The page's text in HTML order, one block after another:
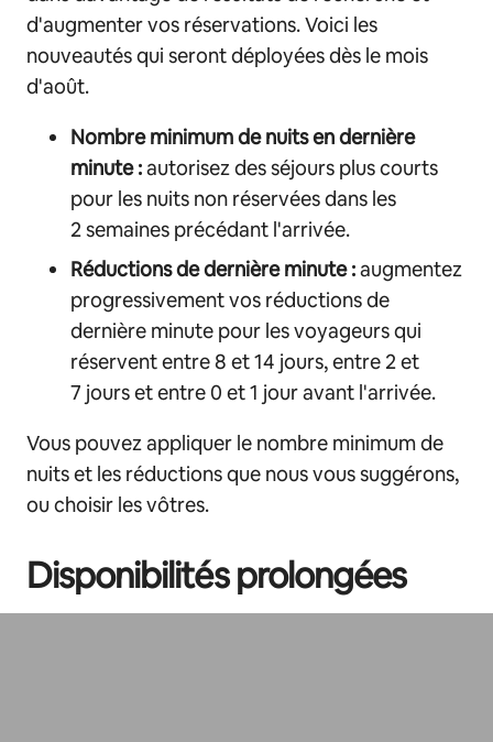
d'augmenter vos réservations. Voici les
nouveautés qui seront déployées dès le mois
d'août.
Nombre minimum de nuits en dernière
minute :autorisez des séjours plus courts
pour les nuits non réservées dans les
2 semaines précédant l'arrivée.
Réductions de dernière minute :augmentez
progressivement vos réductions de
dernière minute pour les voyageurs qui
réservent entre 8 et 14 jours, entre 2 et
7 jours et entre 0 et 1 jour avant l'arrivée.
Vous pouvez appliquer le nombre minimum de
nuits et les réductions que nous vous suggérons,
ou choisir les vôtres.
Disponibilités prolongées